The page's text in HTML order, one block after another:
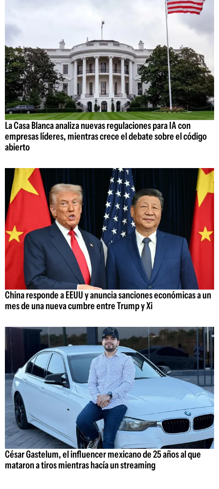
La Casa Blanca analiza nuevas regulaciones para IA con
empresas líderes, mientras crece el debate sobre el código
abierto
China responde a EEUU y anuncia sanciones económicas a un
mes de una nueva cumbre entre Trump y Xi
César Gastelum, el influencer mexicano de 25 años al que
mataron a tiros mientras hacía un streaming